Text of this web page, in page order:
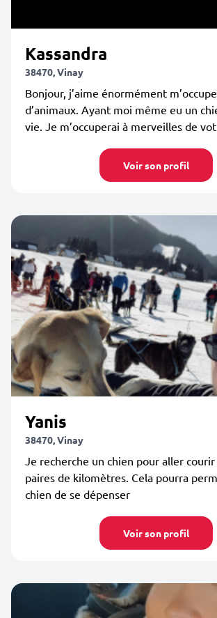
Kassandra
38470, Vinay
Bonjour, j’aime énormément
d’animaux. Ayant moi même eu un
vie. Je m’occuperai à merveilles de
Voir son profil
Yanis
38470, Vinay
Je recherche un chien pour aller
paires de kilomètres. Cela pourra
chien de se dépenser
Voir son profil